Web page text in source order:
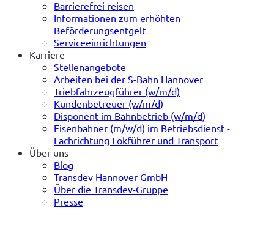
Barrierefrei reisen
Informationen zum erhöhten
Beförderungsentgelt
Serviceeinrichtungen
Karriere
Stellenangebote
Arbeiten bei der S-Bahn Hannover
Triebfahrzeugführer (w/m/d)
Kundenbetreuer (w/m/d)
Disponent im Bahnbetrieb (w/m/d)
Eisenbahner (m/w/d) im Betriebsdienst -
Fachrichtung Lokführer und Transport
Über uns
Blog
Transdev Hannover GmbH
Über die Transdev-Gruppe
Presse